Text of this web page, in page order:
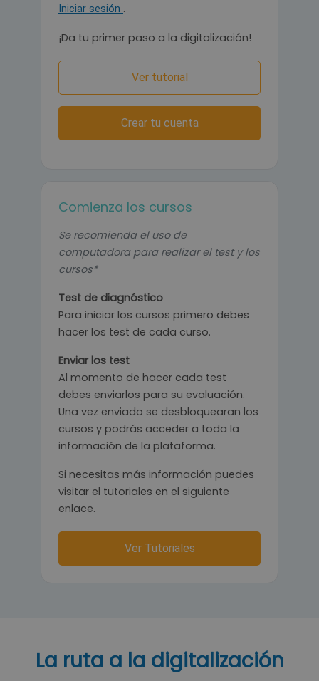
Iniciar sesión .
¡Da tu primer paso a la digitalización!
Ver tutorial
Crear tu cuenta
Comienza los cursos
Se recomienda el uso de
computadora para realizar el test y los
cursos*
Test de diagnóstico
Para iniciar los cursos primero debes
hacer los test de cada curso.
Enviar los test
Al momento de hacer cada test
debes enviarlos para su evaluación.
Una vez enviado se desbloquearan los
cursos y podrás acceder a toda la
información de la plataforma.
Si necesitas más información puedes
visitar el tutoriales en el siguiente
enlace.
Ver Tutoriales
La ruta a la digitalización